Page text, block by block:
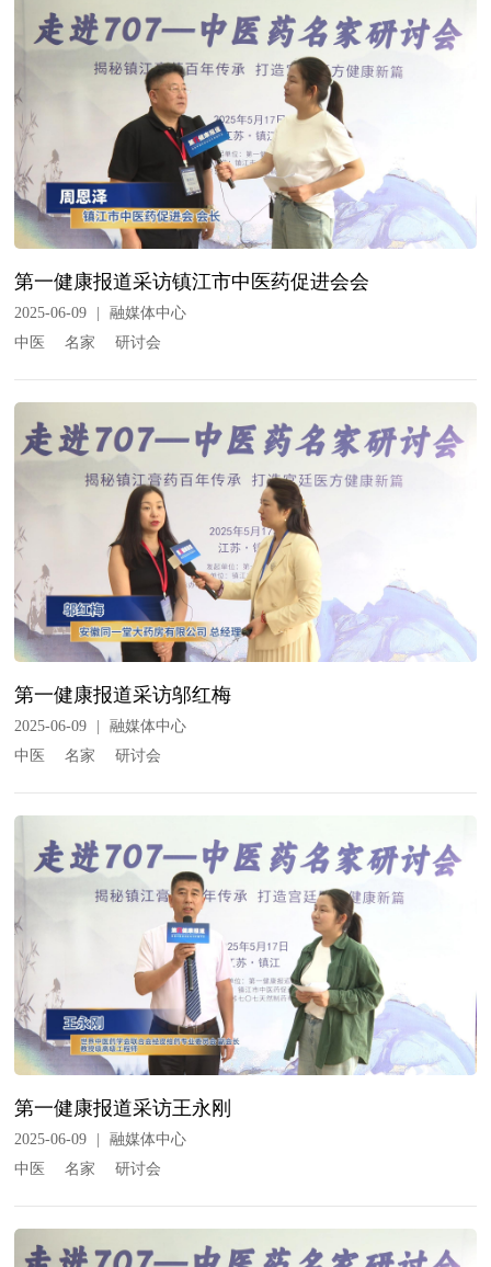
第一健康报道采访镇江市中医药促进会会
2025-06-09
融媒体中心
中医
名家 研讨会
第一健康报道采访邬红梅
2025-06-09
融媒体中心
中医
名家 研讨会
第一健康报道采访王永刚
2025-06-09
融媒体中心
中医
名家 研讨会